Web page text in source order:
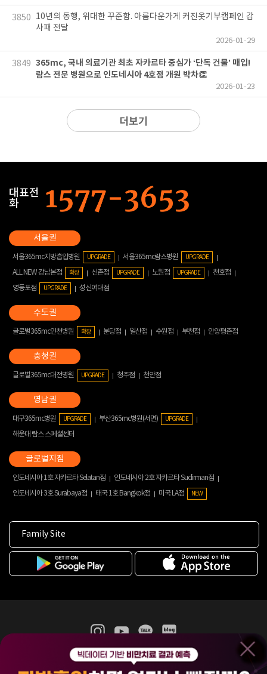
3850
10년의 동행, 위대한 꾸준함. 아름다운가게 커진옷기부캠페인 감
사패 전달
2026-01-29
3849 365mc, 국내 의료기관 최초 자카르타 중심가 ‘단독 건물’ 매입!
람스 전문 병원으로 인도네시아 4호점 개원 박차👏
2026-01-23
더보기
대표전
화
서울365mc지방흡입병원 UPGRADE 서울365mc람스병원 UPGRADE
ALL NEW 강남본점 확장 신촌점 UPGRADE 노원점 UPGRADE
천호점
영등포점
UPGRADE 성신여대점
글로벌365mc인천병원 확장 분당점 일산점 수원점 부천점 안양평촌점
글로벌365mc대전병원 UPGRADE 청주점 천안점
대구365mc병원 UPGRADE 부산365mc병원(서면) UPGRADE
해운대 람스 스페셜센터
인도네시아 1호 자카르타 Selatan점
인도네시아 2호 자카르타 Sudirman점
인도네시아 3호 Surabaya점
태국 1호 Bangkok점 미국 LA점 NEW
Family Site
365mc 병·의원 이용약관
홈페이지 이용약관
비급여진료수가